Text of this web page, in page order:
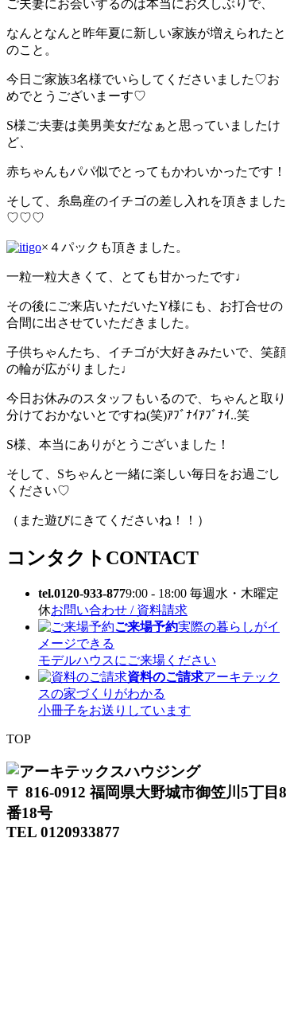
ご夫妻にお会いするのは本当にお久しぶりで、
なんとなんと昨年夏に新しい家族が増えられたと
のこと。
今日ご家族3名様でいらしてくださいました♡お
めでとうございまーす♡
S様ご夫妻は美男美女だなぁと思っていましたけ
ど、
赤ちゃんもパパ似でとってもかわいかったです！
そして、糸島産のイチゴの差し入れを頂きました
♡♡♡
×４パックも頂きました。
一粒一粒大きくて、とても甘かったです♩
その後にご来店いただいたY様にも、お打合せの
合間に出させていただきました。
子供ちゃんたち、イチゴが大好きみたいで、笑顔
の輪が広がりました♩
今日お休みのスタッフもいるので、ちゃんと取り
分けておかないとですね(笑)ｱﾌﾞﾅｲｱﾌﾞﾅｲ..笑
S様、本当にありがとうございました！
そして、Sちゃんと一緒に楽しい毎日をお過ごし
ください♡
（また遊びにきてくださいね！！）
コンタクト CONTACT
tel.0120-933-8779:00 - 18:00 毎週水・木曜定
休お問い合わせ / 資料請求
ご来場予約実際の暮らしがイ
メージできる
モデルハウスにご来場ください
資料のご請求アーキテック
スの家づくりがわかる
小冊子をお送りしています
TOP
〒 816-0912 福岡県大野城市御笠川5丁目8
番18号
TEL 0120933877